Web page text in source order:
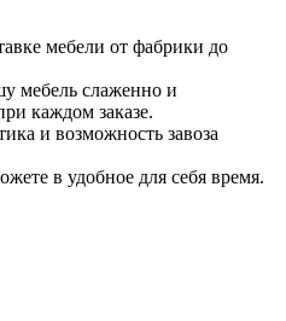
мебели от фабрики до
мебель слаженно и
каждом заказе.
и возможность завоза
в удобное для себя время.